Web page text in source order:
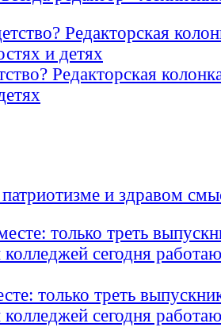
Редакторская
и здравом
только треть
колледжей сегодня